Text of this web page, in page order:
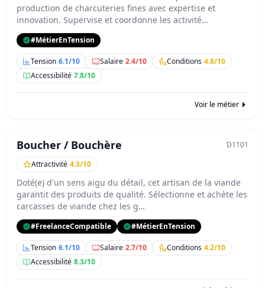
production de charcuteries fines avec expertise et
innovation. Supervise et coordonne les activité…
#MétierEnTension
Tension 6.1/10 Salaire 2.4/10 Conditions 4.8/10
Accessibilité 7.8/10
Voir le métier
Boucher / Bouchère
D1101
Attractivité 4.3/10
Doté(e) d'un sens aigu du détail, cet artisan de la viande
garantit des produits de qualité. Sélectionne et achète les
carcasses de viande chez les g…
#FreelanceCompatible #MétierEnTension
Tension 6.1/10 Salaire 2.7/10 Conditions 4.2/10
Accessibilité 8.3/10